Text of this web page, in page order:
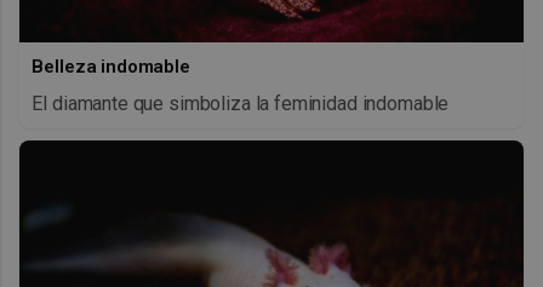
Belleza indomable
El diamante que simboliza la feminidad indomable